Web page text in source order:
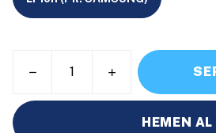
HEMEN AL